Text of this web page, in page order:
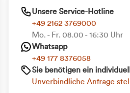
Unsere Service-Hotline
+49 2162 3769000
Mo. - Fr. 08.00 - 16:30 Uhr
Whatsapp
+49 177 8376058
Sie benötigen ein
Unverbindliche Anfrage